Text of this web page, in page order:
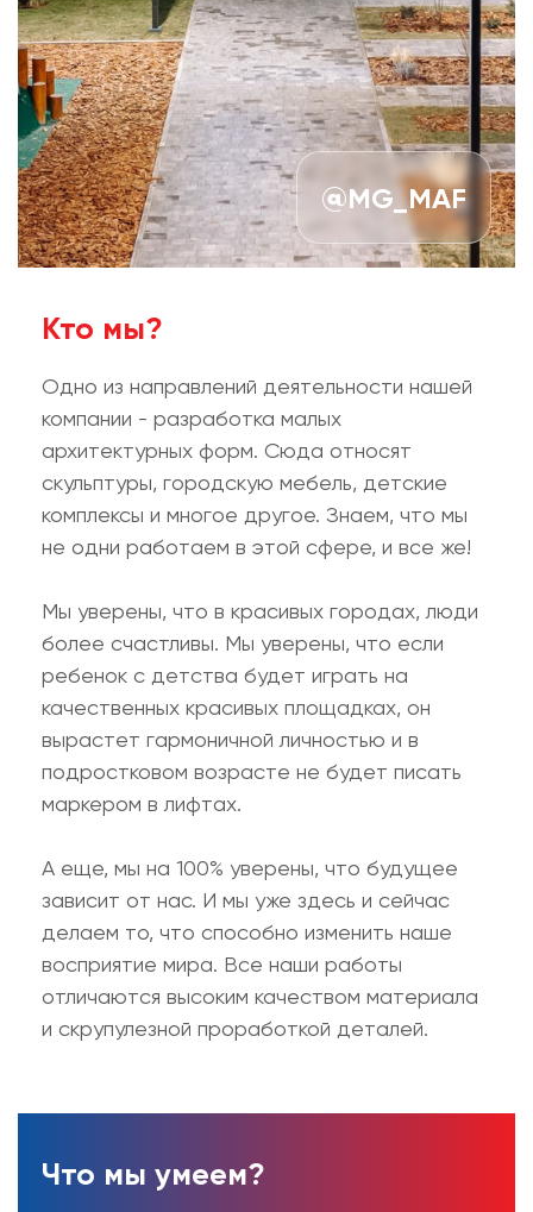
@MG_MAF
Кто мы?
Одно из направлений деятельности нашей
компании - разработка малых
архитектурных форм. Сюда относят
скульптуры, городскую мебель, детские
комплексы и многое другое. Знаем, что мы
не одни работаем в этой сфере, и все же!
Мы уверены, что в красивых городах, люди
более счастливы. Мы уверены, что если
ребенок с детства будет играть на
качественных красивых площадках, он
вырастет гармоничной личностью и в
подростковом возрасте не будет писать
маркером в лифтах.
А еще, мы на 100% уверены, что будущее
зависит от нас. И мы уже здесь и сейчас
делаем то, что способно изменить наше
восприятие мира. Все наши работы
отличаются высоким качеством материала
и скрупулезной проработкой деталей.
Что мы умеем?